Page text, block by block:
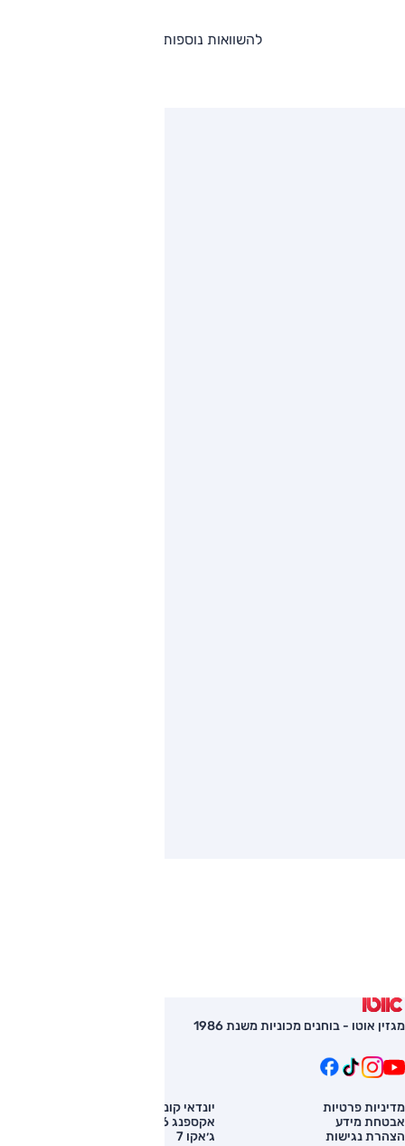
להשוואות נוספות
מגזין אוטו - בוחנים מכוניות משנת 1986
מדיניות פרטיות
אבטחת מידע
הצהרת נגישות
יונדאי קונה
אקספנג G6
ג׳אקו 7